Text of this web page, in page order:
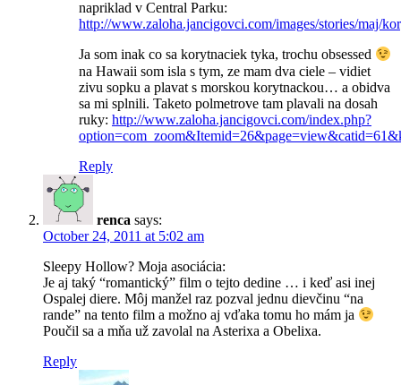
napriklad v Central Parku:
http://www.zaloha.jancigovci.com/images/stories/maj/
Ja som inak co sa korytnaciek tyka, trochu obsessed
na Hawaii som isla s tym, ze mam dva ciele – vidiet
zivu sopku a plavat s morskou korytnackou… a obidva
sa mi splnili. Taketo polmetrove tam plavali na dosah
ruky: http://www.zaloha.jancigovci.com/index.php?
Reply
renca says:
October 24, 2011 at 5:02 am
Sleepy Hollow? Moja asociácia:
Je aj taký “romantický” film o tejto dedine … i keď asi inej
Ospalej diere. Môj manžel raz pozval jednu dievčinu “na
rande” na tento film a možno aj vďaka tomu ho mám ja
Poučil sa a mňa už zavolal na Asterixa a Obelixa.
Reply